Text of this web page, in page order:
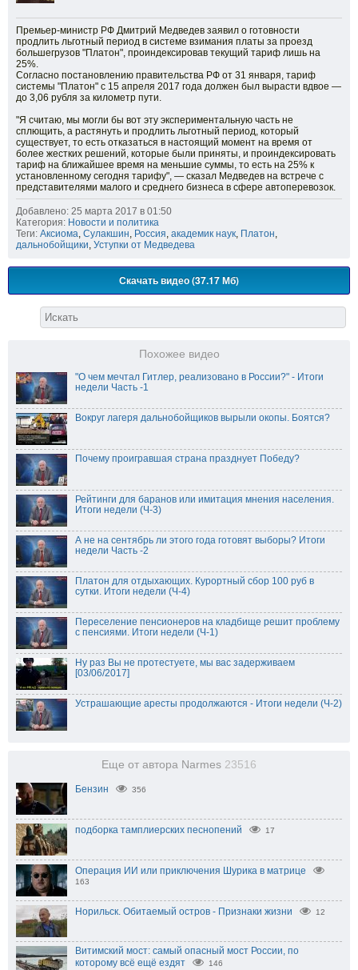
Премьер-министр РФ Дмитрий Медведев заявил о готовности
продлить льготный период в системе взимания платы за проезд
большегрузов "Платон", проиндексировав текущий тариф лишь на
25%.
Согласно постановлению правительства РФ от 31 января, тариф
системы "Платон" с 15 апреля 2017 года должен был вырасти вдвое —
до 3,06 рубля за километр пути.
"Я считаю, мы могли бы вот эту экспериментальную часть не
сплющить, а растянуть и продлить льготный период, который
существует, то есть отказаться в настоящий момент на время от
более жестких решений, которые были приняты, и проиндексировать
тариф на ближайшее время на меньшие суммы, то есть на 25% к
установленному сегодня тарифу", — сказал Медведев на встрече с
представителями малого и среднего бизнеса в сфере автоперевозок.
Добавлено: 25 марта 2017 в 01:50
Категория: Новости и политика
Теги: Аксиома, Сулакшин, Россия, академик наук, Платон,
дальнобойщики, Уступки от Медведева
Скачать видео (37.17 Мб)
Похожее видео
"О чем мечтал Гитлер, реализовано в России?" - Итоги
недели Часть -1
Вокруг лагеря дальнобойщиков вырыли окопы. Боятся?
Почему проигравшая страна празднует Победу?
Рейтинги для баранов или имитация мнения населения.
Итоги недели (Ч-3)
А не на сентябрь ли этого года готовят выборы? Итоги
недели Часть -2
Платон для отдыхающих. Курортный сбор 100 руб в
сутки. Итоги недели (Ч-4)
Переселение пенсионеров на кладбище решит проблему
с пенсиями. Итоги недели (Ч-1)
Ну раз Вы не протестуете, мы вас задерживаем
[03/06/2017]
Устрашающие аресты продолжаются - Итоги недели (Ч-2)
Еще от автора Narmes 23516
Бензин 356
подборка тамплиерских песнопений 17
Операция ИИ или приключения Шурика в матрице
163
Норильск. Обитаемый остров - Признаки жизни 12
Витимский мост: самый опасный мост России, по
которому всё ещё ездят
146